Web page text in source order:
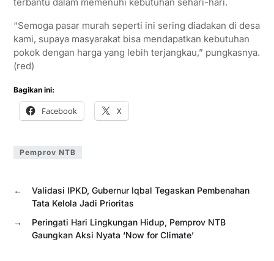
“Semoga pasar murah seperti ini sering diadakan di desa
kami, supaya masyarakat bisa mendapatkan kebutuhan
pokok dengan harga yang lebih terjangkau,” pungkasnya.
(red)
Bagikan ini:
Facebook X
Pemprov NTB
←
Validasi IPKD, Gubernur Iqbal Tegaskan Pembenahan
Tata Kelola Jadi Prioritas
→
Peringati Hari Lingkungan Hidup, Pemprov NTB
Gaungkan Aksi Nyata ‘Now for Climate’